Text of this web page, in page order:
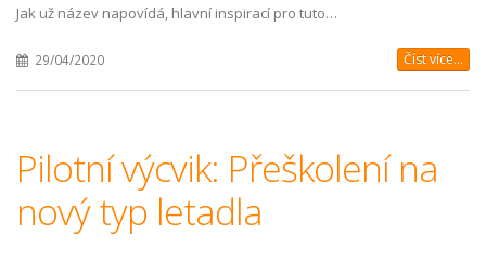
Jak už název napovídá, hlavní inspirací pro tuto…
29/04/2020 Číst více...
Pilotní výcvik: Přeškolení na
nový typ letadla